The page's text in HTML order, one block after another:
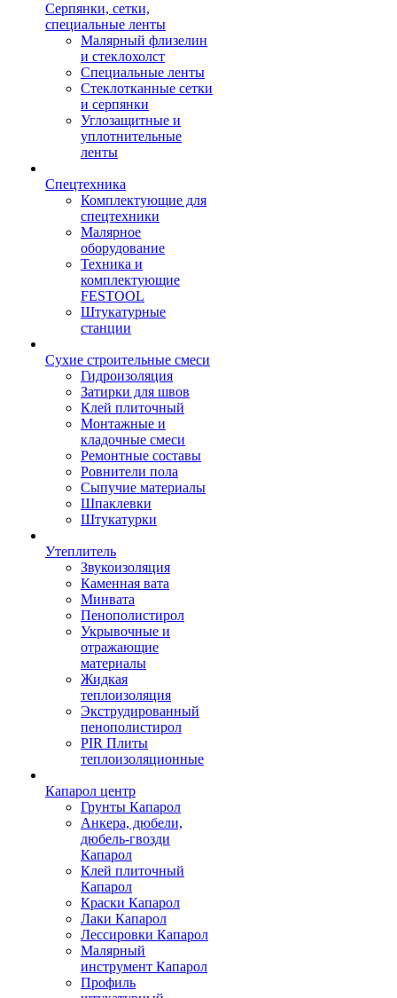
Серпянки, сетки,
специальные ленты
Малярный флизелин
и стеклохолст
Специальные ленты
Стеклотканные сетки
и серпянки
Углозащитные и
уплотнительные
ленты
Спецтехника
Комплектующие для
спецтехники
Малярное
оборудование
Техника и
комплектующие
FESTOOL
Штукатурные
станции
Сухие строительные смеси
Гидроизоляция
Затирки для швов
Клей плиточный
Монтажные и
кладочные смеси
Ремонтные составы
Ровнители пола
Сыпучие материалы
Шпаклевки
Штукатурки
Утеплитель
Звукоизоляция
Каменная вата
Минвата
Пенополистирол
Укрывочные и
отражающие
материалы
Жидкая
теплоизоляция
Экструдированный
пенополистирол
PIR Плиты
теплоизоляционные
Капарол центр
Грунты Капарол
Анкера, дюбели,
дюбель-гвозди
Капарол
Клей плиточный
Капарол
Краски Капарол
Лаки Капарол
Лессировки Капарол
Малярный
инструмент Капарол
Профиль